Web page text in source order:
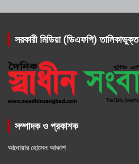
সরকারী মিডিয়া (ডিএফপি) তালিকাভুক্ত
সম্পাদক ও প্রকাশক
আনোয়ার হোসেন আকাশ